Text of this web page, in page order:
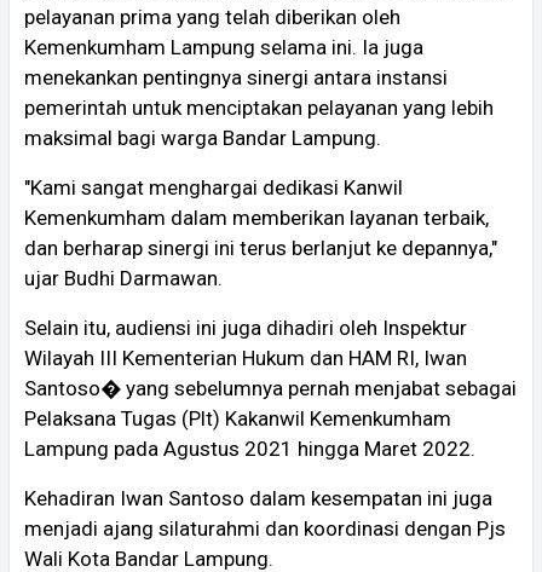
pelayanan prima yang telah diberikan oleh
Kemenkumham Lampung selama ini. Ia juga
menekankan pentingnya sinergi antara instansi
pemerintah untuk menciptakan pelayanan yang lebih
maksimal bagi warga Bandar Lampung.
"Kami sangat menghargai dedikasi Kanwil
Kemenkumham dalam memberikan layanan terbaik,
dan berharap sinergi ini terus berlanjut ke depannya,"
ujar Budhi Darmawan.
Selain itu, audiensi ini juga dihadiri oleh Inspektur
Wilayah III Kementerian Hukum dan HAM RI, Iwan
Santoso� yang sebelumnya pernah menjabat sebagai
Pelaksana Tugas (Plt) Kakanwil Kemenkumham
Lampung pada Agustus 2021 hingga Maret 2022.
Kehadiran Iwan Santoso dalam kesempatan ini juga
menjadi ajang silaturahmi dan koordinasi dengan Pjs
Wali Kota Bandar Lampung.